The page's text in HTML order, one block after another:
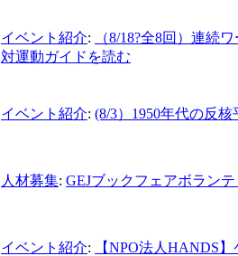
イベント紹介:
（8/18?全8回）連続
対運動ガイドを読む
イベント紹介: (8/3）1950年代の反
人材募集: GEJブックフェアボラン
イベント紹介: 【NPO法人HANDS